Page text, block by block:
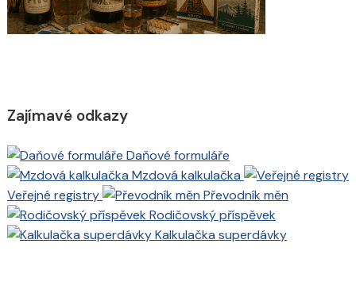
Zajímavé odkazy
Daňové formuláře
Mzdová kalkulačka
Veřejné registry
Převodník měn
Rodičovský příspěvek
Kalkulačka superdávky